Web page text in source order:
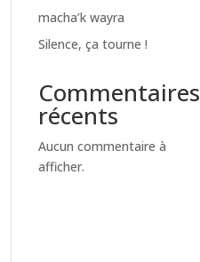
macha’k wayra
Silence, ça tourne !
Commentaires
récents
Aucun commentaire à
afficher.